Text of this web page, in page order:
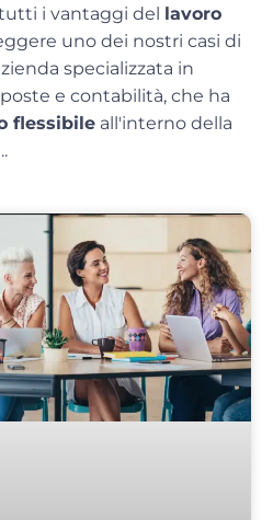
i vantaggi del
lavoro
uno dei nostri casi di
specializzata in
e contabilità, che ha
flessibile all'interno della
.